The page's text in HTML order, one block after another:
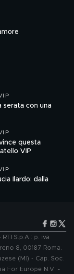
serata con una
questa
VIP
Ilardo: dalla
S.p.A.: p. iva
8, 00187 Roma.
(MI) - Cap. Soc.
For Europe N.V. -